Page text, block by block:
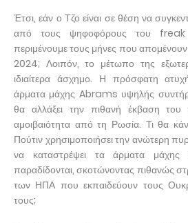
Έτσι, εάν ο Τζο είναι σε θέση να
από τους ψηφοφόρους του
περιμένουμε τους μήνες που απομένουν
2024; Λοιπόν, το μέτωπο της
ιδιαίτερα άσχημο. Η πρόσφατη
άρματα μάχης Abrams υψηλής
θα αλλάξει την πιθανή έκβαση του
αμοιβαιότητα από τη Ρωσία. Τι θα
Πούτιν χρησιμοποιήσει την ανώτερη
να καταστρέψει τα άρματα
παραδίδονται, σκοτώνοντας πιθανώς
των ΗΠΑ που εκπαιδεύουν τους
τους;